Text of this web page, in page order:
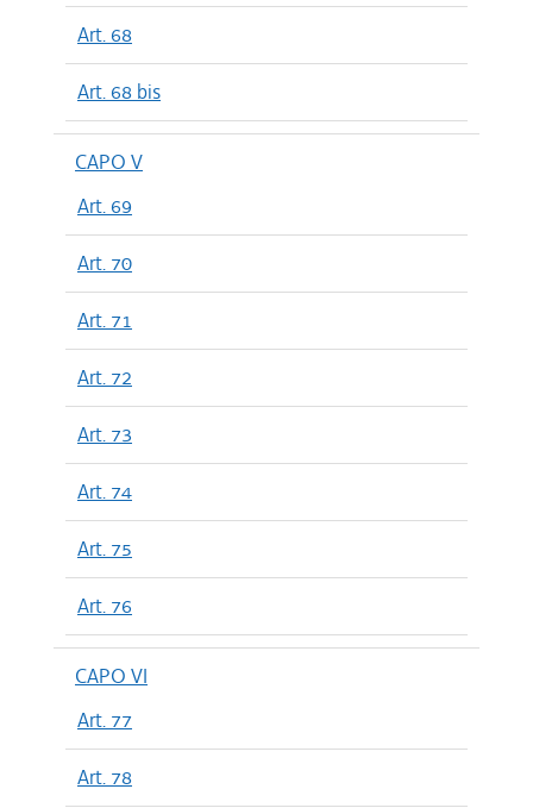
Art. 68
Art. 68 bis
CAPO V
Art. 69
Art. 70
Art. 71
Art. 72
Art. 73
Art. 74
Art. 75
Art. 76
CAPO VI
Art. 77
Art. 78